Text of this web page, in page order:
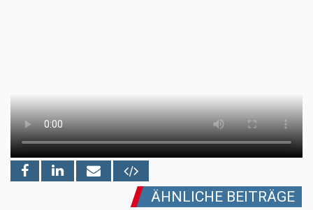
ÄHNLICHE BEITRÄGE